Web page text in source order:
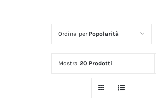
Ordina per Popolarità
Mostra 20 Prodotti